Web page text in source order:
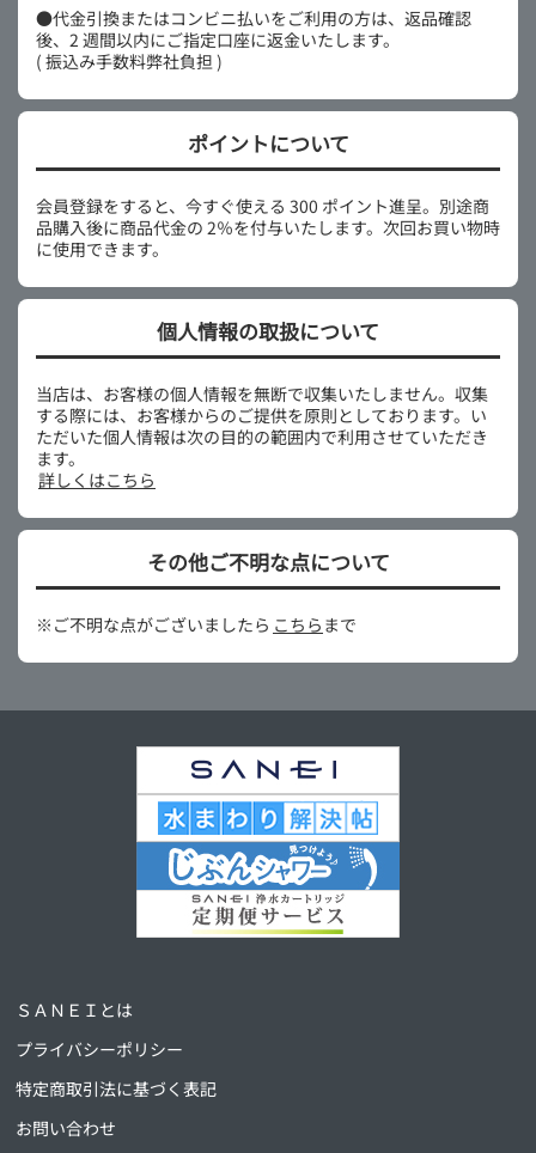
●代金引換またはコンビニ払いをご利用の方は、返品確認
後、2 週間以内にご指定口座に返金いたします。
( 振込み手数料弊社負担 )
ポイントについて
会員登録をすると、今すぐ使える 300 ポイント進呈。別途商
品購入後に商品代金の 2％を付与いたします。次回お買い物時
に使用できます。
個人情報の取扱について
当店は、お客様の個人情報を無断で収集いたしません。収集
する際には、お客様からのご提供を原則としております。い
ただいた個人情報は次の目的の範囲内で利用させていただき
ます。
詳しくはこちら
その他ご不明な点について
※ご不明な点がございましたら こちら まで
ＳＡＮＥＩとは
プライバシーポリシー
特定商取引法に基づく表記
お問い合わせ